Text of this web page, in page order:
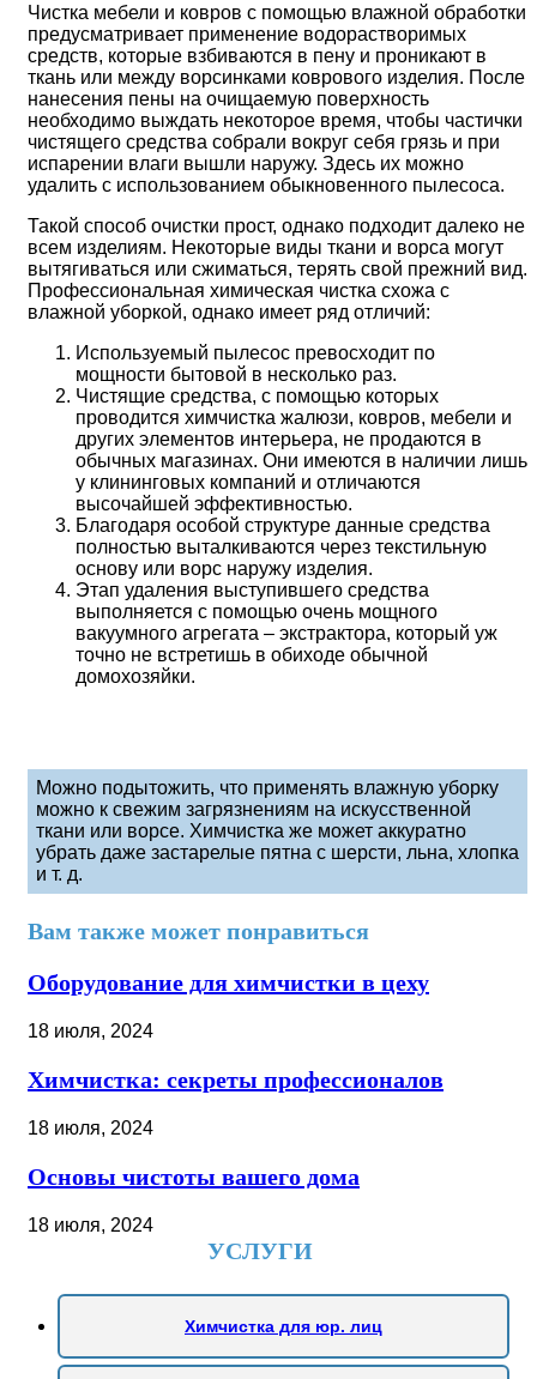
Чистка мебели и ковров с помощью влажной обработки
предусматривает применение водорастворимых
средств, которые взбиваются в пену и проникают в
ткань или между ворсинками коврового изделия. После
нанесения пены на очищаемую поверхность
необходимо выждать некоторое время, чтобы частички
чистящего средства собрали вокруг себя грязь и при
испарении влаги вышли наружу. Здесь их можно
удалить с использованием обыкновенного пылесоса.
Такой способ очистки прост, однако подходит далеко не
всем изделиям. Некоторые виды ткани и ворса могут
вытягиваться или сжиматься, терять свой прежний вид.
Профессиональная химическая чистка схожа с
влажной уборкой, однако имеет ряд отличий:
Используемый пылесос превосходит по
мощности бытовой в несколько раз.
Чистящие средства, с помощью которых
проводится химчистка жалюзи, ковров, мебели и
других элементов интерьера, не продаются в
обычных магазинах. Они имеются в наличии лишь
у клининговых компаний и отличаются
высочайшей эффективностью.
Благодаря особой структуре данные средства
полностью выталкиваются через текстильную
основу или ворс наружу изделия.
Этап удаления выступившего средства
выполняется с помощью очень мощного
вакуумного агрегата – экстрактора, который уж
точно не встретишь в обиходе обычной
домохозяйки.
Можно подытожить, что применять влажную уборку
можно к свежим загрязнениям на искусственной
ткани или ворсе. Химчистка же может аккуратно
убрать даже застарелые пятна с шерсти, льна, хлопка
и т. д.
Вам также может понравиться
Оборудование для химчистки в цеху
18 июля, 2024
Химчистка: секреты профессионалов
18 июля, 2024
Основы чистоты вашего дома
18 июля, 2024
УСЛУГИ
Химчистка для юр. лиц